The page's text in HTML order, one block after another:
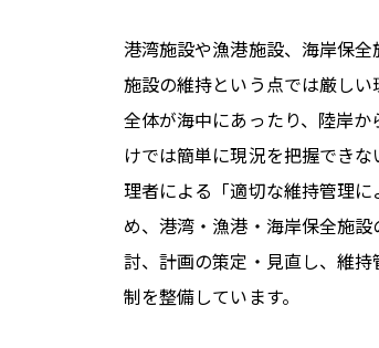
港湾施設や漁港施設、海岸保全
施設の維持という点では厳し
全体が海中にあったり、陸岸
けでは簡単に現況を把握でき
理者による「適切な維持管理
め、港湾・漁港・海岸保全施
討、計画の策定・見直し、維
制を整備しています。